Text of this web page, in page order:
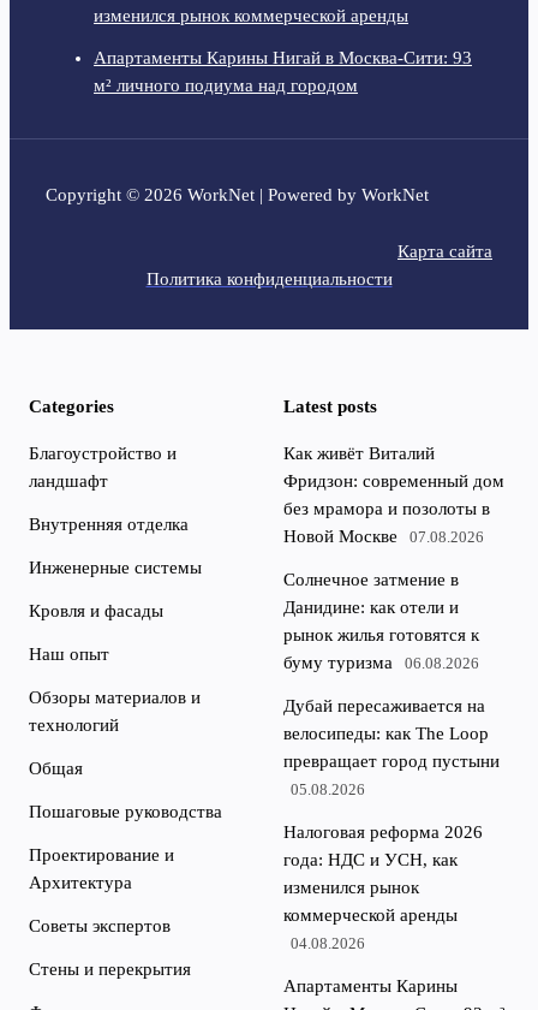
изменился рынок коммерческой аренды
Апартаменты Карины Нигай в Москва-Сити: 93
м² личного подиума над городом
Copyright © 2026 WorkNet | Powered by WorkNet
Карта сайта
Политика конфиденциальности
Categories
Благоустройство и
ландшафт
Внутренняя отделка
Инженерные системы
Кровля и фасады
Наш опыт
Обзоры материалов и
технологий
Общая
Пошаговые руководства
Проектирование и
Архитектура
Советы экспертов
Стены и перекрытия
Latest posts
Как живёт Виталий
Фридзон: современный дом
без мрамора и позолоты в
Новой Москве
07.08.2026
Солнечное затмение в
Данидине: как отели и
рынок жилья готовятся к
буму туризма
06.08.2026
Дубай пересаживается на
велосипеды: как The Loop
превращает город пустыни
05.08.2026
Налоговая реформа 2026
года: НДС и УСН, как
изменился рынок
коммерческой аренды
04.08.2026
Апартаменты Карины